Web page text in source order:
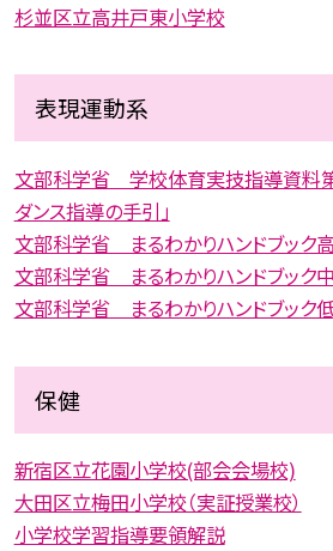
杉並区立高井戸東小学校
表現運動系
文部科学省 学校体育実技指導資料
ダンス指導の手引」
文部科学省 まるわかりハンドブック高
文部科学省 まるわかりハンドブック中
文部科学省 まるわかりハンドブック低
保健
新宿区立花園小学校(部会会場校)
大田区立梅田小学校（実証授業校）
小学校学習指導要領解説